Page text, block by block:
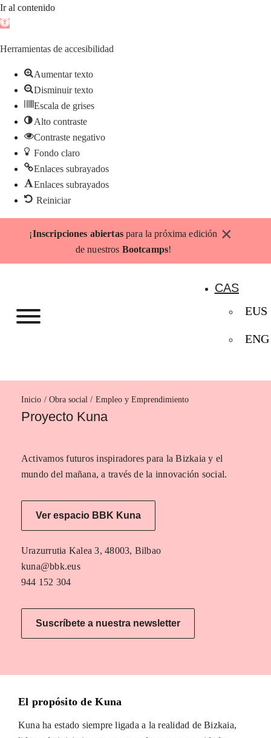
Ir al contenido
Abrir
de
herramientas
Herramientas de accesibilidad
Aumentar texto
Disminuir texto
Escala de grises
Alto contraste
Contraste negativo
Fondo claro
Enlaces subrayados
Enlaces subrayados
Reiniciar
¡Inscripciones abiertaspara la próxima edición
de nuestros Bootcamps!
×
CAS
EUS
ENG
Inicio Empleo y Emprendimiento
Proyecto Kuna
Activamos futuros inspiradores para la Bizkaia y el
mundo del mañana, a través de la innovación social.
Ver espacio BBK Kuna
Urazurrutia Kalea 3, 48003, Bilbao
kuna@bbk.eus
944 152 304
Suscríbete a nuestra newsletter
El propósito de Kuna
Kuna ha estado siempre ligada a la realidad de Bizkaia,